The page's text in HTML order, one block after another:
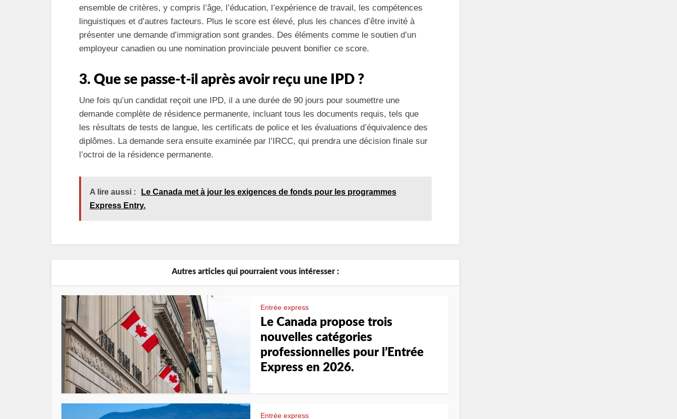
ensemble de critères, y compris l’âge, l’éducation, l’expérience de travail, les compétences
linguistiques et d’autres facteurs. Plus le score est élevé, plus les chances d’être invité à
présenter une demande d’immigration sont grandes. Des éléments comme le soutien d’un
employeur canadien ou une nomination provinciale peuvent bonifier ce score.
3. Que se passe-t-il après avoir reçu une IPD ?
Une fois qu’un candidat reçoit une IPD, il a une durée de 90 jours pour soumettre une
demande complète de résidence permanente, incluant tous les documents requis, tels que
les résultats de tests de langue, les certificats de police et les évaluations d’équivalence des
diplômes. La demande sera ensuite examinée par l’IRCC, qui prendra une décision finale sur
l’octroi de la résidence permanente.
A lire aussi :
Le Canada met à jour les exigences de fonds pour les programmes
Express Entry.
Autres articles qui pourraient vous intéresser :
Entrée express
Le Canada propose trois
nouvelles catégories
professionnelles pour l’Entrée
Express en 2026.
Entrée express